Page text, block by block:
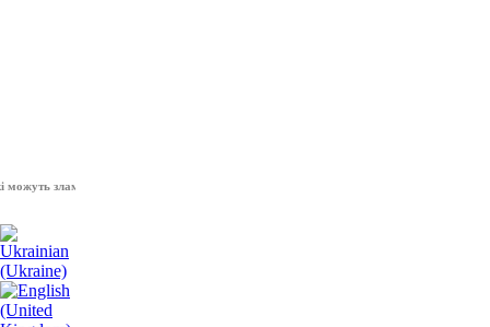
зламати волю народу, - Президент України Володимир Зеленський